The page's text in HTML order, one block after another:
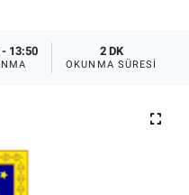
13:50 2 DK
OKUNMA SÜRESI